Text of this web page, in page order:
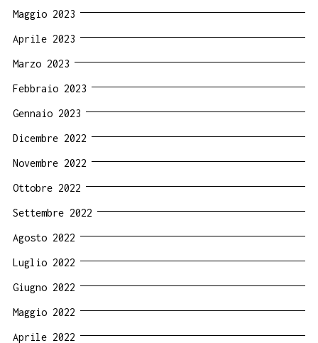
Maggio 2023
Aprile 2023
Marzo 2023
Febbraio 2023
Gennaio 2023
Dicembre 2022
Novembre 2022
Ottobre 2022
Settembre 2022
Agosto 2022
Luglio 2022
Giugno 2022
Maggio 2022
Aprile 2022